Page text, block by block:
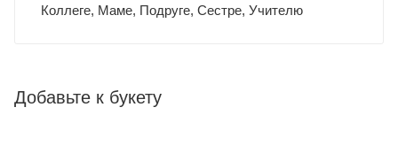
Коллеге, Маме, Подруге, Сестре, Учителю
Добавьте к букету